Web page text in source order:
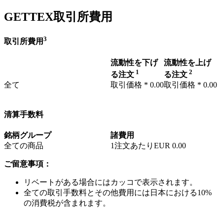
GETTEX取引所費用
取引所費用 3
流動性を下げ
る注文 1
流動性を上げ
る注文 2
全て 取引価格 * 0.00取引価格 * 0.00
清算手数料
銘柄グループ
諸費用
全ての商品
1注文あたりEUR 0.00
ご留意事項：
リベートがある場合にはカッコで表示されます。
全ての取引手数料とその他費用には日本における10%
の消費税が含まれます。